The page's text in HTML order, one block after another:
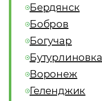
Бердянск
Бобров
Богучар
Бутурлиновка
Воронеж
Геленджик